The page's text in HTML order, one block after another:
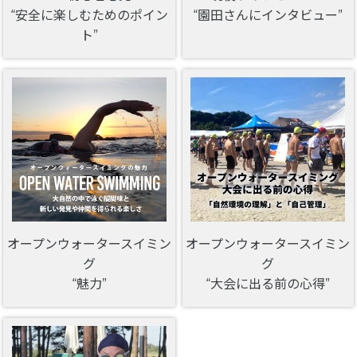
“安全に楽しむためのポイン
ト”
“園田さんにインタビュー”
オープンウォータースイミン
グ
“魅力”
オープンウォータースイミン
グ
“大会に出る前の心得”